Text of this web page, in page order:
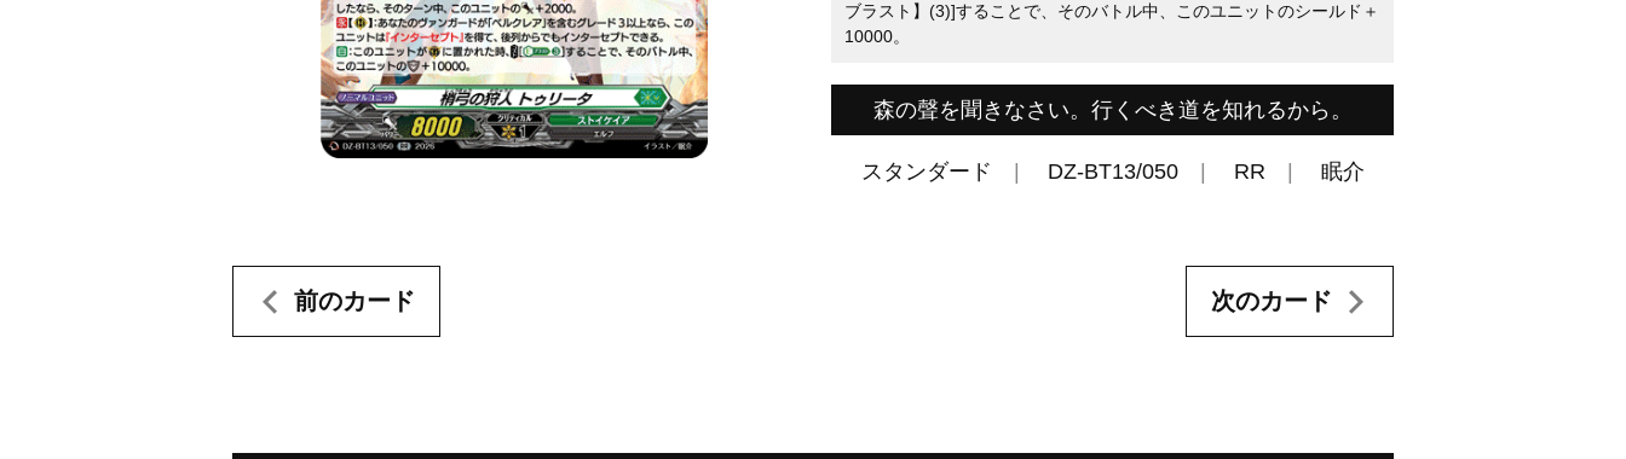
ブラスト】(3)]することで、そのバトル中、このユニットのシールド＋
10000。
森の聲を聞きなさい。行くべき道を知れるから。
スタンダード DZ-BT13/050 RR 眠介
前のカード 次のカード